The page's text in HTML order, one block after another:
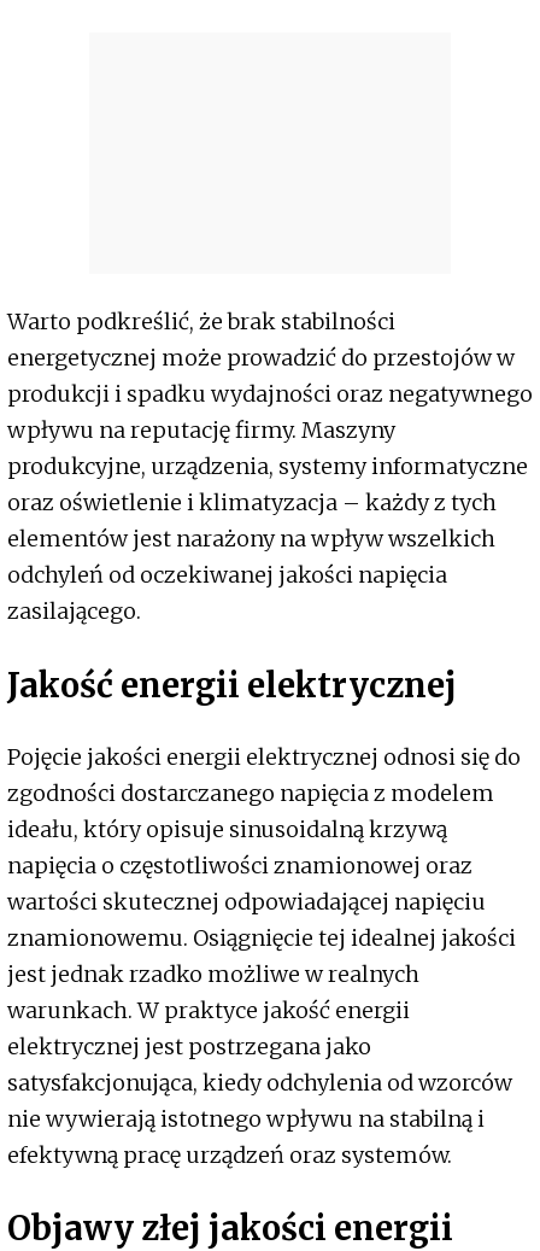
Warto podkreślić, że brak stabilności
energetycznej może prowadzić do przestojów w
produkcji i spadku wydajności oraz negatywnego
wpływu na reputację firmy. Maszyny
produkcyjne, urządzenia, systemy informatyczne
oraz oświetlenie i klimatyzacja – każdy z tych
elementów jest narażony na wpływ wszelkich
odchyleń od oczekiwanej jakości napięcia
zasilającego.
Jakość energii elektrycznej
Pojęcie jakości energii elektrycznej odnosi się do
zgodności dostarczanego napięcia z modelem
ideału, który opisuje sinusoidalną krzywą
napięcia o częstotliwości znamionowej oraz
wartości skutecznej odpowiadającej napięciu
znamionowemu. Osiągnięcie tej idealnej jakości
jest jednak rzadko możliwe w realnych
warunkach. W praktyce jakość energii
elektrycznej jest postrzegana jako
satysfakcjonująca, kiedy odchylenia od wzorców
nie wywierają istotnego wpływu na stabilną i
efektywną pracę urządzeń oraz systemów.
Objawy złej jakości energii